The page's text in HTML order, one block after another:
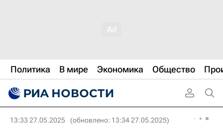
Политика В мире Экономика Общество
13:33 27.05.2025 (обновлено: 13:34 27.05.2025)